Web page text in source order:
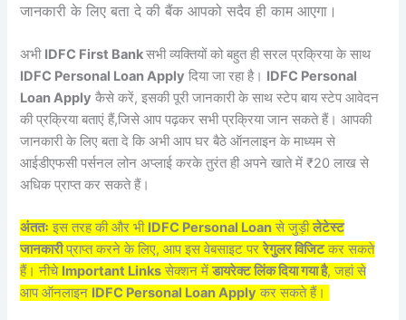
जानकारी के लिए बता दे की बैंक आपको सदैव ही काम आएगा।
अभी IDFC First Bankसभी व्यक्तियों को बहुत ही सरल प्रक्रिया के साथ
IDFC Personal Loan Apply दिया जा रहा है। IDFC Personal
Loan Apply कैसे करें, इसकी पूरी जानकारी के साथ स्टेप बाय स्टेप आवेदन
की प्रक्रिया बताएं हैं,जिसे आप पढ़कर सभी प्रक्रिया जान सकते हैं। आपकी
जानकारी के लिए बता दे कि अभी आप घर बैठे ऑनलाइन के माध्यम से
आईडीएफसी पर्सनल लोन अप्लाई करके तुरंत ही अपने खाते में ₹20 लाख से
अधिक प्राप्त कर सकते हैं।
अंततः इस तरह की और भी IDFC Personal Loan से जुड़ीलेटेस्ट
जानकारीप्राप्त करने के लिए, आप इस वेबसाइट पररेगुलर विजिटकर सकते
हैं। नीचे Important Links सेक्शन मेंडायरेक्ट लिंक दिया गया है, जहां से
आप ऑनलाइन IDFC Personal Loan Apply कर सकते हैं।